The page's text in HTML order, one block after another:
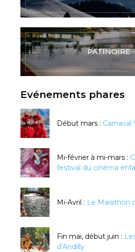
PATINOIRE
Evénements phares
Début mars : Carnaval
Mi-février à mi-mars :
festival du cinéma
Mi-Avril : Le Marathon
Fin mai, début juin :
d’Andilly